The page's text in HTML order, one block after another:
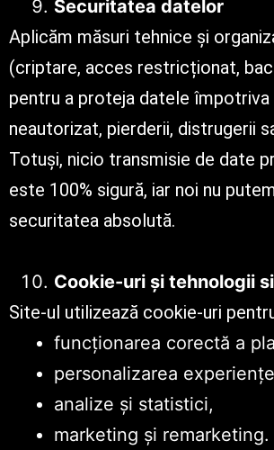
Securitatea datelor
Aplicăm măsuri tehnice și
(criptare, acces restricționat,
pentru a proteja datele împotriva
neautorizat, pierderii, distrugerii
Totuși, nicio transmisie de date
este 100% sigură, iar noi nu
securitatea absolută.
Cookie-uri și tehnologii
Site-ul utilizează cookie-uri
funcționarea corectă a
personalizarea
analize și statistici,
marketing și remarketing.